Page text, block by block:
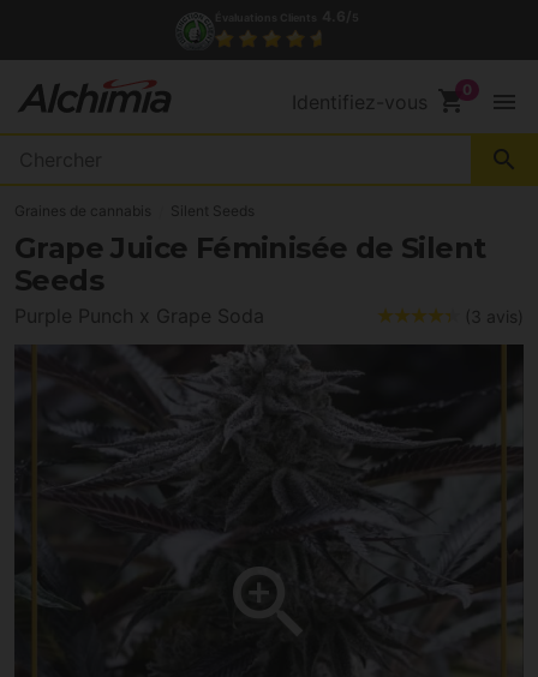
(+34) 972 527 248
Identifiez-vous shopping_cart menu
search
Graines de cannabis Silent Seeds
Grape Juice Féminisée de Silent
Seeds
Purple Punch x Grape Soda (3 avis)